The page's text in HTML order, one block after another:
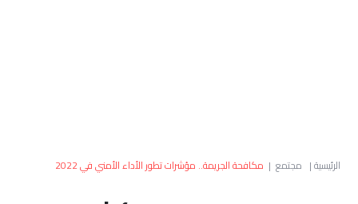
العالم الرئيسية| مجتمع | مكافحة الجريمة.. مؤشرات تطور الأداء الأمني في 2022